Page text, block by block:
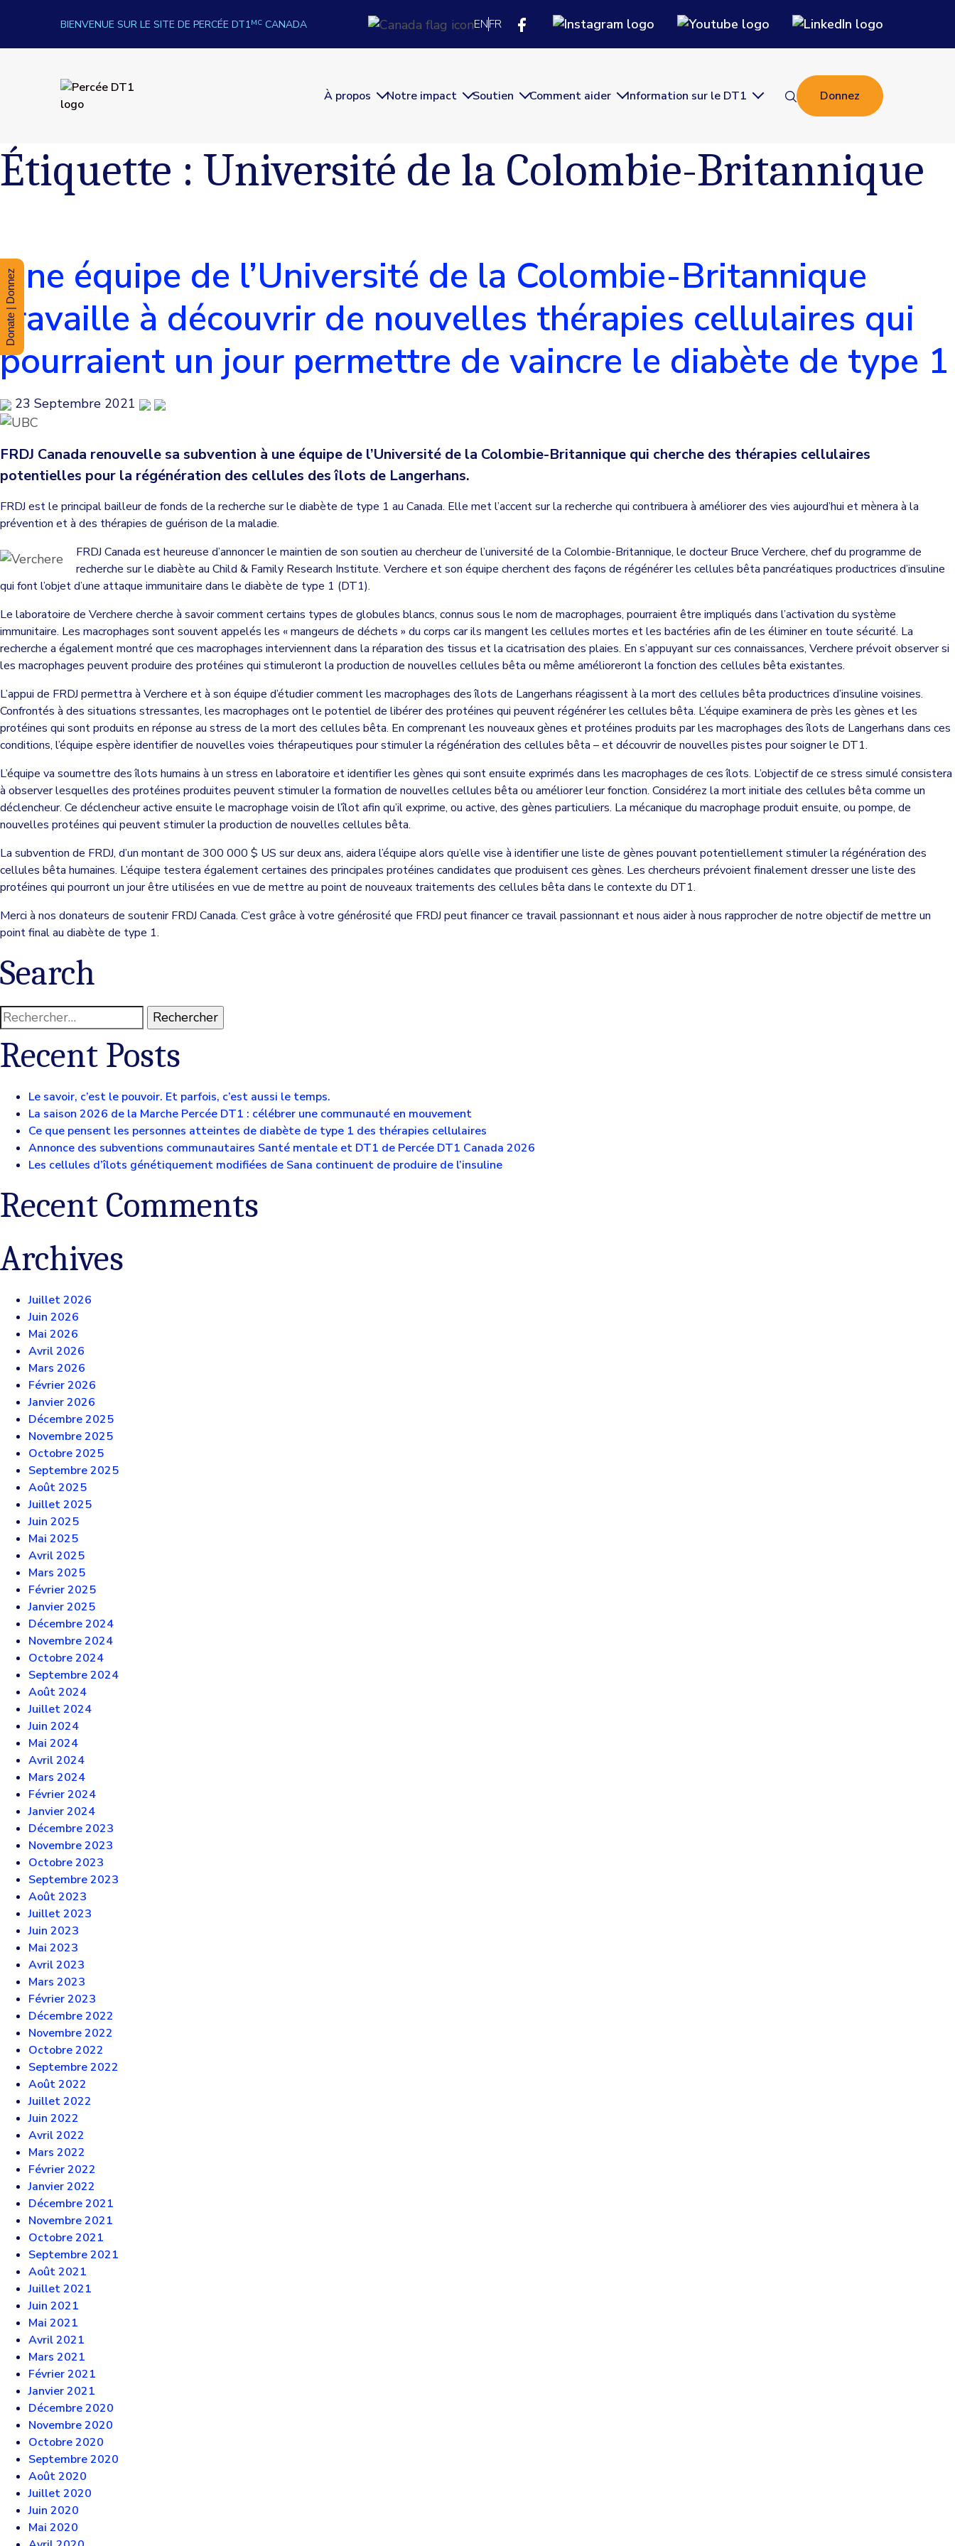
BIENVENUE SUR LE SITE DE PERCÉE DT1MC CANADA ENFR
À propos Notre impact Soutien Comment aider Information sur le DT1 Donnez
Étiquette : Université de la Colombie-Britannique
Une équipe de l’Université de la Colombie-Britannique
travaille à découvrir de nouvelles thérapies cellulaires qui
pourraient un jour permettre de vaincre le diabète de type 1
23 Septembre 2021
FRDJ Canada renouvelle sa subvention à une équipe de l’Université de la Colombie-Britannique qui cherche des thérapies cellulaires
potentielles pour la régénération des cellules des îlots de Langerhans.
FRDJ est le principal bailleur de fonds de la recherche sur le diabète de type 1 au Canada. Elle met l’accent sur la recherche qui contribuera à améliorer des vies aujourd’hui et mènera à la
prévention et à des thérapies de guérison de la maladie.
FRDJ Canada est heureuse d’annoncer le maintien de son soutien au chercheur de l’université de la Colombie-Britannique, le docteur Bruce Verchere, chef du programme de
recherche sur le diabète au Child & Family Research Institute. Verchere et son équipe cherchent des façons de régénérer les cellules bêta pancréatiques productrices d’insuline
qui font l’objet d’une attaque immunitaire dans le diabète de type 1 (DT1).
Le laboratoire de Verchere cherche à savoir comment certains types de globules blancs, connus sous le nom de macrophages, pourraient être impliqués dans l’activation du système
immunitaire. Les macrophages sont souvent appelés les « mangeurs de déchets » du corps car ils mangent les cellules mortes et les bactéries afin de les éliminer en toute sécurité. La
recherche a également montré que ces macrophages interviennent dans la réparation des tissus et la cicatrisation des plaies. En s’appuyant sur ces connaissances, Verchere prévoit observer si
les macrophages peuvent produire des protéines qui stimuleront la production de nouvelles cellules bêta ou même amélioreront la fonction des cellules bêta existantes.
L’appui de FRDJ permettra à Verchere et à son équipe d’étudier comment les macrophages des îlots de Langerhans réagissent à la mort des cellules bêta productrices d’insuline voisines.
Confrontés à des situations stressantes, les macrophages ont le potentiel de libérer des protéines qui peuvent régénérer les cellules bêta. L’équipe examinera de près les gènes et les
protéines qui sont produits en réponse au stress de la mort des cellules bêta. En comprenant les nouveaux gènes et protéines produits par les macrophages des îlots de Langerhans dans ces
conditions, l’équipe espère identifier de nouvelles voies thérapeutiques pour stimuler la régénération des cellules bêta – et découvrir de nouvelles pistes pour soigner le DT1.
L’équipe va soumettre des îlots humains à un stress en laboratoire et identifier les gènes qui sont ensuite exprimés dans les macrophages de ces îlots. L’objectif de ce stress simulé consistera
à observer lesquelles des protéines produites peuvent stimuler la formation de nouvelles cellules bêta ou améliorer leur fonction. Considérez la mort initiale des cellules bêta comme un
déclencheur. Ce déclencheur active ensuite le macrophage voisin de l’îlot afin qu’il exprime, ou active, des gènes particuliers. La mécanique du macrophage produit ensuite, ou pompe, de
nouvelles protéines qui peuvent stimuler la production de nouvelles cellules bêta.
La subvention de FRDJ, d’un montant de 300 000 $ US sur deux ans, aidera l’équipe alors qu’elle vise à identifier une liste de gènes pouvant potentiellement stimuler la régénération des
cellules bêta humaines. L’équipe testera également certaines des principales protéines candidates que produisent ces gènes. Les chercheurs prévoient finalement dresser une liste des
protéines qui pourront un jour être utilisées en vue de mettre au point de nouveaux traitements des cellules bêta dans le contexte du DT1.
Merci à nos donateurs de soutenir FRDJ Canada. C’est grâce à votre générosité que FRDJ peut financer ce travail passionnant et nous aider à nous rapprocher de notre objectif de mettre un
point final au diabète de type 1.
Search
Rechercher :
Recent Posts
Le savoir, c’est le pouvoir. Et parfois, c’est aussi le temps.
La saison 2026 de la Marche Percée DT1 : célébrer une communauté en mouvement
Ce que pensent les personnes atteintes de diabète de type 1 des thérapies cellulaires
Annonce des subventions communautaires Santé mentale et DT1 de Percée DT1 Canada 2026
Les cellules d’îlots génétiquement modifiées de Sana continuent de produire de l’insuline
Recent Comments
Archives
Juillet 2026
Juin 2026
Mai 2026
Avril 2026
Mars 2026
Février 2026
Janvier 2026
Décembre 2025
Novembre 2025
Octobre 2025
Septembre 2025
Août 2025
Juillet 2025
Juin 2025
Mai 2025
Avril 2025
Mars 2025
Février 2025
Janvier 2025
Décembre 2024
Novembre 2024
Octobre 2024
Septembre 2024
Août 2024
Juillet 2024
Juin 2024
Mai 2024
Avril 2024
Mars 2024
Février 2024
Janvier 2024
Décembre 2023
Novembre 2023
Octobre 2023
Septembre 2023
Août 2023
Juillet 2023
Juin 2023
Mai 2023
Avril 2023
Mars 2023
Février 2023
Décembre 2022
Novembre 2022
Octobre 2022
Septembre 2022
Août 2022
Juillet 2022
Juin 2022
Avril 2022
Mars 2022
Février 2022
Janvier 2022
Décembre 2021
Novembre 2021
Octobre 2021
Septembre 2021
Août 2021
Juillet 2021
Juin 2021
Mai 2021
Avril 2021
Mars 2021
Février 2021
Janvier 2021
Décembre 2020
Novembre 2020
Octobre 2020
Septembre 2020
Août 2020
Juillet 2020
Juin 2020
Mai 2020
Donate | Donnez